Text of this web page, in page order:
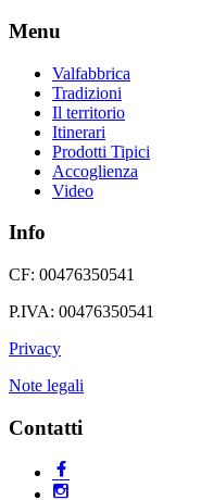
Menu
Valfabbrica
Tradizioni
Il territorio
Itinerari
Prodotti Tipici
Accoglienza
Video
Info
CF: 00476350541
P.IVA: 00476350541
Privacy
Note legali
Contatti